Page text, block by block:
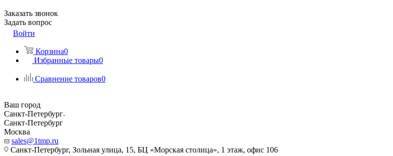
Заказать звонок
Задать вопрос
Войти
Корзина0
Избранные товары0
Сравнение товаров0
Ваш город
Санкт-Петербург
Санкт-Петербург
Москва
sales@1tmp.ru
Санкт-Петербург, Зольная улица, 15, БЦ «Морская столица», 1 этаж, офис 106